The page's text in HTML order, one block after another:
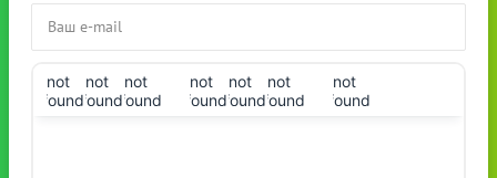
!not
found!
!not
found!
!not
found!
!not
found!
!not
found!
!not
found!
!not
found!